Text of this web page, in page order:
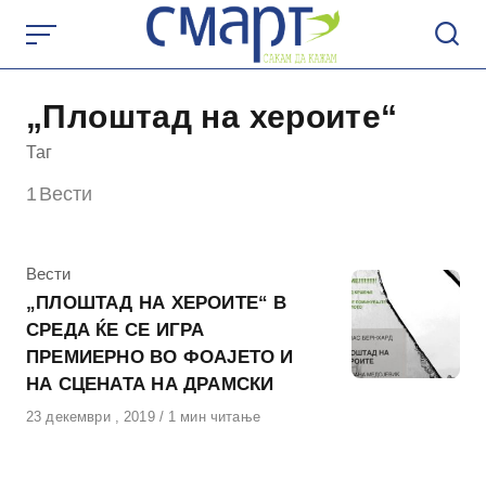
content
„Плоштад на хероите“
Таг
1 Вести
КАтегорија
Вести
„ПЛОШТАД НА ХЕРОИТЕ“ В
СРЕДА ЌЕ СЕ ИГРА
ПРЕМИЕРНО ВО ФОАЈЕТО И
НА СЦЕНАТА НА ДРАМСКИ
Објавено
23 декември , 2019 1 мин читање